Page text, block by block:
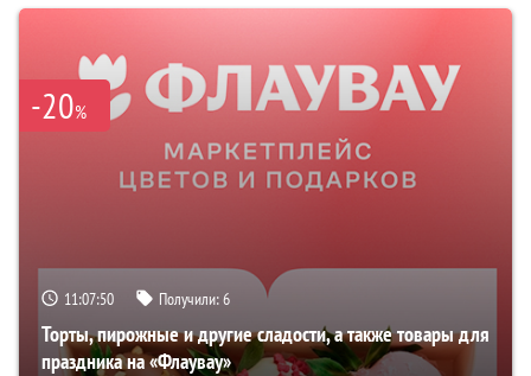
-20%
11:07:49 Получили:6
Торты, пирожные и другие сладости, а также товары для
праздника на «Флаувау»